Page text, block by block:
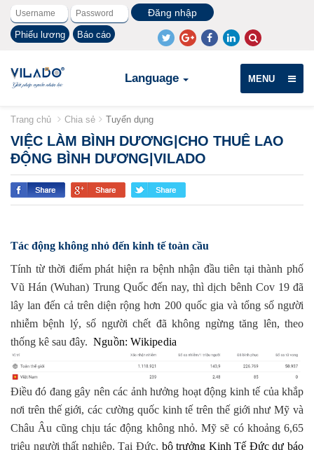
Phiếu lương Báo cáo
Language MENU
Trang chủ Chia sẻ Tuyển dụng
VIỆC LÀM BÌNH DƯƠNG|CHO THUÊ LAO
ĐỘNG BÌNH DƯƠNG|VILADO
Tác động không nhỏ đến kinh tế toàn cầu
Tính từ thời điểm phát hiện ra bệnh nhận đầu tiên tại thành phố
Vũ Hán (Wuhan) Trung Quốc đến nay, thì dịch bênh Cov 19 đã
lây lan đến cả trên diện rộng hơn 200 quốc gia và tổng số người
nhiễm bệnh lý, số người chết đã không ngừng tăng lên, theo
thống kê sau đây. Nguồn: Wikipedia
Điều đó đang gây nên các ảnh hưởng hoạt động kinh tế của khắp
nơi trên thế giới, các cường quốc kinh tế trên thế giới như Mỹ và
Châu Âu cũng chịu tác động không nhỏ. Mỹ sẽ có khoảng 6,65
triệu người thất nghiệp. Tại Đức, bộ trưởng Kinh Tế Đức dự báo